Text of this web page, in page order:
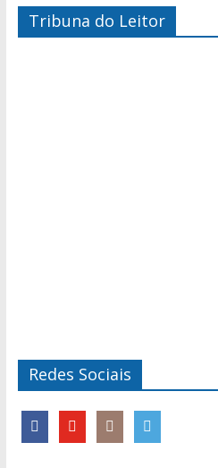
Tribuna do Leitor
Redes Sociais